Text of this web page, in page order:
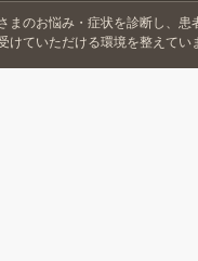
まのお悩み・症状を診断し、
けていただける環境を整えてい